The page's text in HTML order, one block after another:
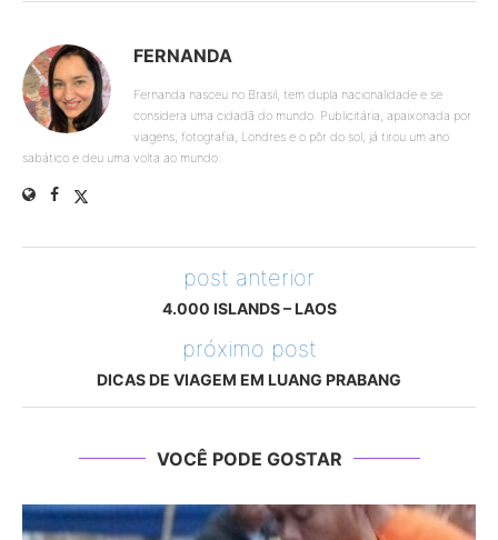
FERNANDA
Fernanda nasceu no Brasil, tem dupla nacionalidade e se
considera uma cidadã do mundo. Publicitária, apaixonada por
viagens, fotografia, Londres e o pôr do sol, já tirou um ano
sabático e deu uma volta ao mundo.
post anterior
4.000 ISLANDS – LAOS
próximo post
DICAS DE VIAGEM EM LUANG PRABANG
VOCÊ PODE GOSTAR